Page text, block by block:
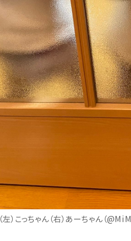
（左）こっちゃん（右）あーちゃん（